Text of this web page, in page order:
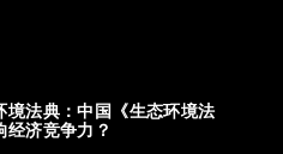
境法典：中国《生态环境法
经济竞争力？